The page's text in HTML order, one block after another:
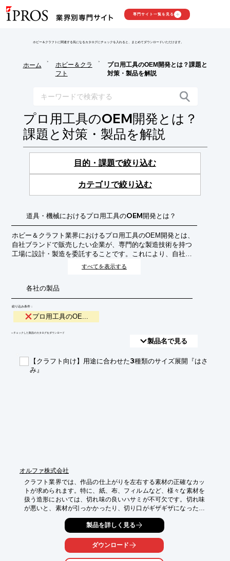
専門サイト一覧を見る
ホビー＆クラフトに関連する気になるカタログにチェックを入れると、まとめてダウンロードいただけます。
ホーム
>
ホビー＆クラ
フト
>
プロ用工具のOEM開発とは？課題と
対策・製品を解説
プロ用工具のOEM開発とは？
課題と対策・製品を解説
目的・課題で絞り込む
カテゴリで絞り込む
道具・機械におけるプロ用工具のOEM開発とは？
ホビー＆クラフト業界におけるプロ用工具のOEM開発とは、
自社ブランドで販売したい企業が、専門的な製造技術を持つ
工場に設計・製造を委託することです。これにより、自社で
の設備投資や技術開発のリスクを抑えつつ、高品質で革新的
なプロ用工具を市場に投入することが可能になります。ター
い製品開発を目指します。
すべてを表示する
各社の製品
絞り込み条件：
プロ用工具のOE...
​▼チェックした製品のカタログをダウンロード
製品名で見る
【クラフト向け】用途に合わせた3種類のサイズ展開『はさ
み』
オルファ株式会社
クラフト業界では、作品の仕上がりを左右する素材の正確なカッ
トが求められます。特に、紙、布、フィルムなど、様々な素材を
扱う造形においては、切れ味の良いハサミが不可欠です。切れ味
が悪いと、素材が引っかかったり、切り口がギザギザになったり
して、作品の質を低下させる可能性があります。当社の『はさ
み』は、高品質ステンレス刃でスムーズな切れ味を実現し、クラ
フト作品の造形をサポートします。
【活用シーン】
*   ペーパークラフト
製品を詳しく見る
ダウンロード